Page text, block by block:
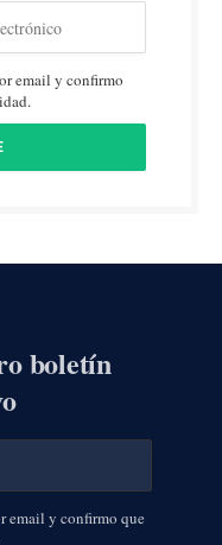
email y confirmo
boletín
email y confirmo que